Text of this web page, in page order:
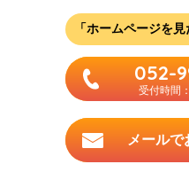
「ホームページを
052-
受付時間
メールで